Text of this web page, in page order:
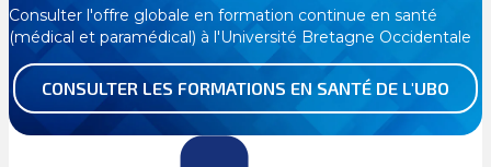
Consulter l'offre globale en formation continue en santé
(médical et paramédical) à l'Université Bretagne Occidentale
CONSULTER LES FORMATIONS EN SANTÉ DE L'UBO